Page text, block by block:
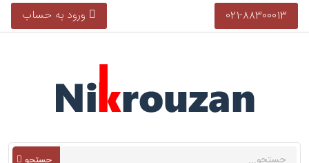
021-88300013 ورود به حساب
جستجو